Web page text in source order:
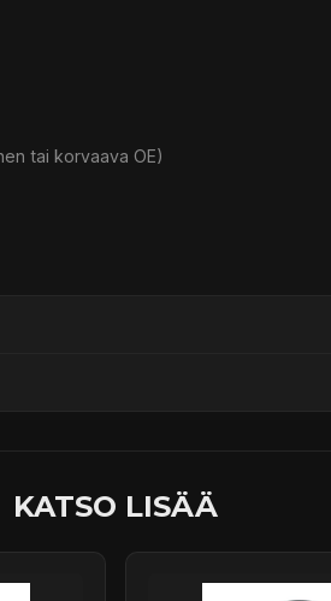
tai korvaava OE)
KATSO LISÄÄ